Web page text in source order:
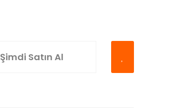
Şimdi Satın Al